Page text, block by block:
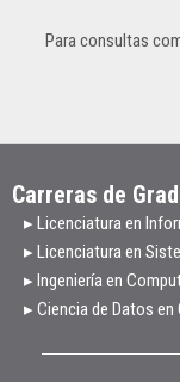
Para consultas
Carreras de
▸ Licenciatura en
▸ Licenciatura en
▸ Ingeniería en
▸ Ciencia de Datos en